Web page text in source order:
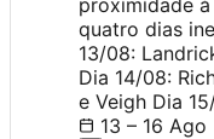
quatro dias
13/08:
Dia 14/08:
e Veigh Dia
13 – 16 Ago